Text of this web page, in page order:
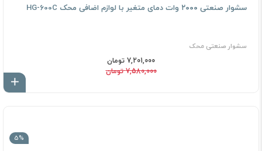
سشوار صنعتى ٢٠٠٠ وات دمای متغیر با لوازم اضافی محک HG-600C
سشوار صنعتی محک
7,201,000 تومان
7,580,000 تومان
5%